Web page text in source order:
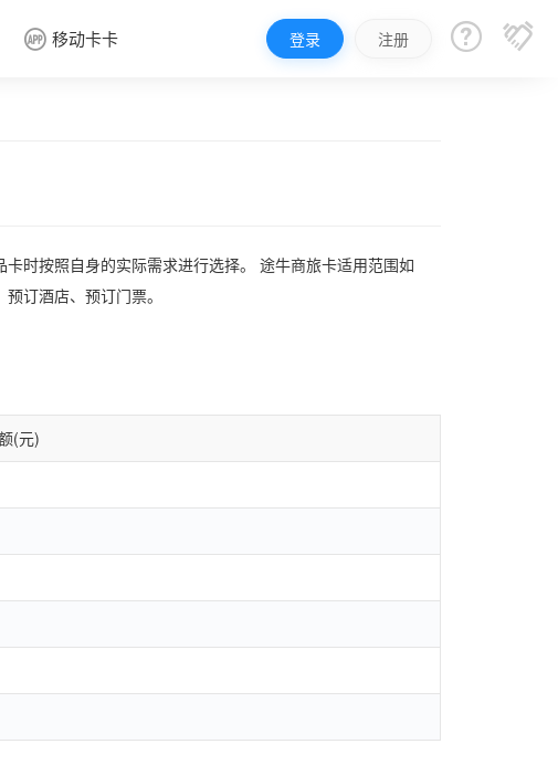
 移动卡卡 登录 注册  
时按照自身的实际需求进行选择。 途牛商旅卡适用范围如
订酒店、预订门票。
(元)